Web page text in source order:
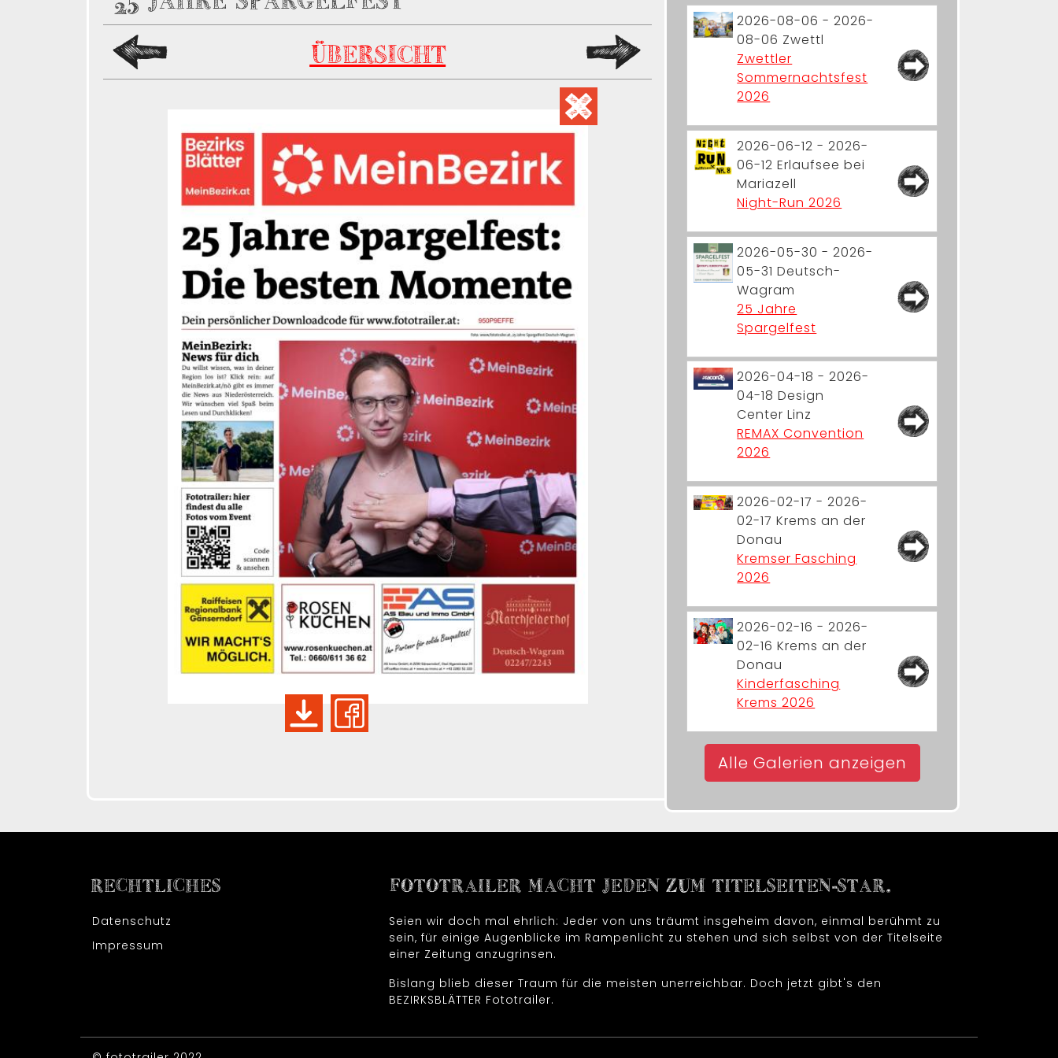
ÜBERSICHT
2026-08-06 - 2026-
08-06 Zwettl
Zwettler
Sommernachtsfest
2026
2026-06-12 - 2026-
06-12 Erlaufsee bei
Mariazell
Night-Run 2026
2026-05-30 - 2026-
05-31 Deutsch-
Wagram
25 Jahre
Spargelfest
2026-04-18 - 2026-
04-18 Design
Center Linz
REMAX Convention
2026
2026-02-17 - 2026-
02-17 Krems an der
Donau
Kremser Fasching
2026
2026-02-16 - 2026-
02-16 Krems an der
Donau
Kinderfasching
Krems 2026
Alle Galerien anzeigen
RECHTLICHES
Datenschutz
Impressum
FOTOTRAILER MACHT JEDEN ZUM TITELSEITEN-STAR.
Seien wir doch mal ehrlich: Jeder von uns träumt insgeheim davon, einmal berühmt zu
sein, für einige Augenblicke im Rampenlicht zu stehen und sich selbst von der Titelseite
einer Zeitung anzugrinsen.
Bislang blieb dieser Traum für die meisten unerreichbar. Doch jetzt gibt's den
BEZIRKSBLÄTTER Fototrailer.